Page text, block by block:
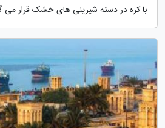
با کره در دسته شیرینی های خشک قرار می